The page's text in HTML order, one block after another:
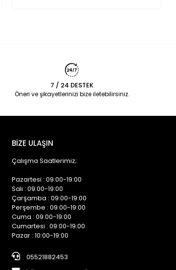
7 / 24 DESTEK
Öneri ve şikayetlerinizi bize iletebilirsiniz.
BİZE ULAŞIN
Çalışma Saatlerimiz;
Pazartesi : 09:00-19:00
Salı : 09:00-19:00
Çarşamba : 09:00-19:00
Perşembe : 09:00-19:00
Cuma : 09:00-19:00
Cumartesi : 09:00-19:00
Pazar : 10:00-19:00
05521882453